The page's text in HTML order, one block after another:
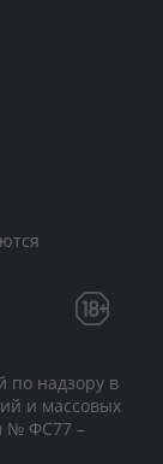
по надзору в
и массовых
№ ФС77 –